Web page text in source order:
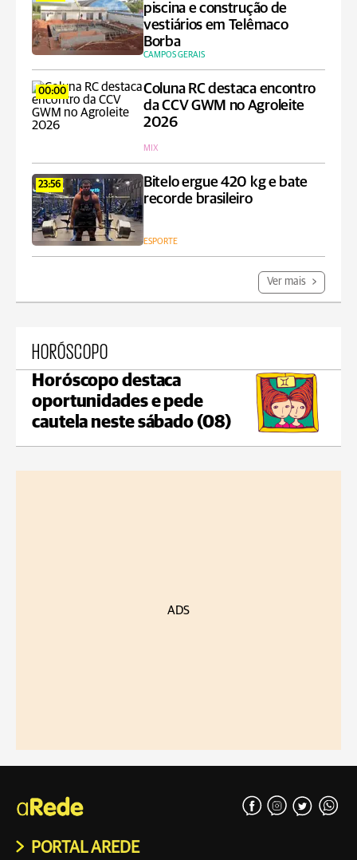
piscina e construção de
vestiários em Telêmaco
Borba
CAMPOS GERAIS
00:00
Coluna RC destaca encontro
da CCV GWM no Agroleite
2026
MIX
23:56
Bitelo ergue 420 kg e bate
recorde brasileiro
ESPORTE
Ver mais
HORÓSCOPO
Horóscopo destaca
oportunidades e pede
cautela neste sábado (08)
ADS
PORTAL AREDE